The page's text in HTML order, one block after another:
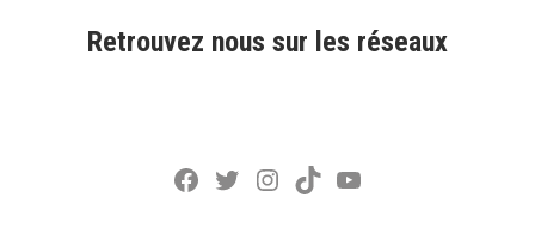
Retrouvez nous sur les réseaux
Facebook
Twitter
Instagram
TikTokYouTube